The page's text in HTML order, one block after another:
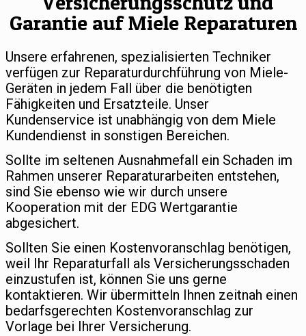
Garantie auf Miele Reparaturen
Unsere erfahrenen, spezialisierten Techniker
verfügen zur Reparaturdurchführung von Miele-
Geräten in jedem Fall über die benötigten
Fähigkeiten und Ersatzteile. Unser
Kundenservice ist unabhängig von dem Miele
Kundendienst in sonstigen Bereichen.
Sollte im seltenen Ausnahmefall ein Schaden im
Rahmen unserer Reparaturarbeiten entstehen,
sind Sie ebenso wie wir durch unsere
Kooperation mit der EDG Wertgarantie
abgesichert.
Sollten Sie einen Kostenvoranschlag benötigen,
weil Ihr Reparaturfall als Versicherungsschaden
einzustufen ist, können Sie uns gerne
kontaktieren. Wir übermitteln Ihnen zeitnah einen
bedarfsgerechten Kostenvoranschlag zur
Vorlage bei Ihrer Versicherung.